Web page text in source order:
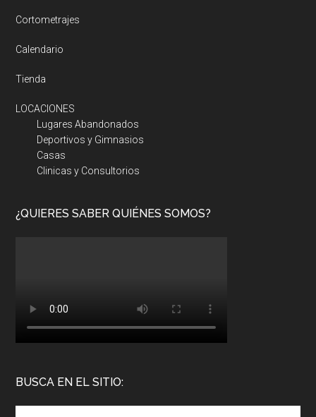
Cortometrajes
Calendario
Tienda
LOCACIONES
Lugares Abandonados
Deportivos y Gimnasios
Casas
Clinicas y Consultorios
¿QUIERES SABER QUIÉNES SOMOS?
BUSCA EN EL SITIO: